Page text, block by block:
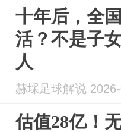
十年后，全
活？不是子
人
赫埰足球解说
估值28亿！